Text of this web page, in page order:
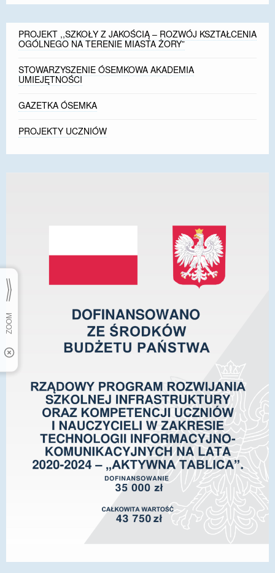
PROJEKT ,,SZKOŁY Z JAKOŚCIĄ – ROZWÓJ KSZTAŁCENIA
OGÓLNEGO NA TERENIE MIASTA ŻORY”
STOWARZYSZENIE ÓSEMKOWA AKADEMIA
UMIEJĘTNOŚCI
GAZETKA ÓSEMKA
PROJEKTY UCZNIÓW